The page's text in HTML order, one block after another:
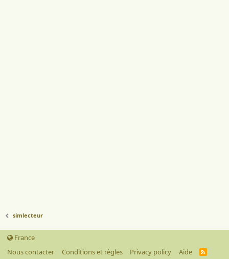
simlecteur
France
Nous contacter
Conditions et règles Privacy policy Aide
R